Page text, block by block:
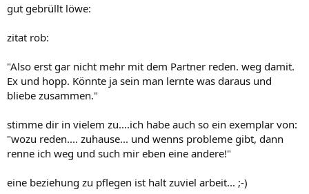
gut gebrüllt löwe:
zitat rob:
"Also erst gar nicht mehr mit dem Partner reden. weg damit.
Ex und hopp. Könnte ja sein man lernte was daraus und
bliebe zusammen."
stimme dir in vielem zu....ich habe auch so ein exemplar von:
"wozu reden.... zuhause... und wenns probleme gibt, dann
renne ich weg und such mir eben eine andere!"
eine beziehung zu pflegen ist halt zuviel arbeit... ;-)